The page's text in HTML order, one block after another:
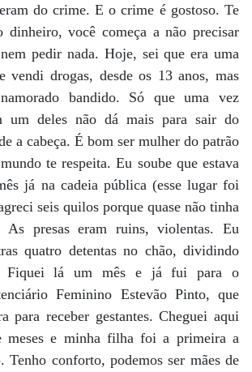
do crime. E o crime é gostoso. Te
dinheiro, você começa a não precisar
pedir nada. Hoje, sei que era uma
vendi drogas, desde os 13 anos, mas
bandido. Só que uma vez
um deles não dá mais para sair do
a cabeça. É bom ser mulher do patrão
te respeita. Eu soube que estava
já na cadeia pública (esse lugar foi
seis quilos porque quase não tinha
As presas eram ruins, violentas. Eu
quatro detentas no chão, dividindo
Fiquei lá um mês e já fui para o
Feminino Estevão Pinto, que
para receber gestantes. Cheguei aqui
meses e minha filha foi a primeira a
Tenho conforto, podemos ser mães de